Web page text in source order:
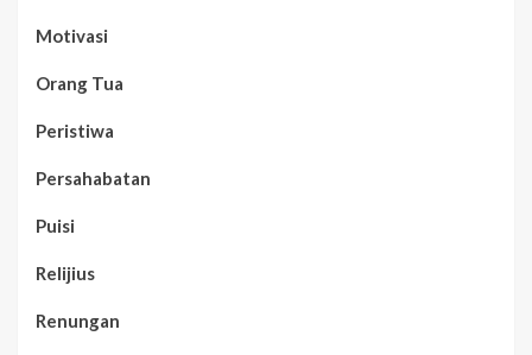
Motivasi
Orang Tua
Peristiwa
Persahabatan
Puisi
Relijius
Renungan